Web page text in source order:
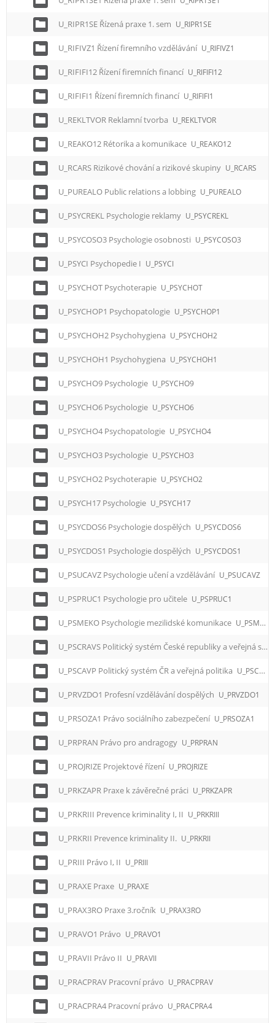
U_RIPR1SE Řízená praxe 1. sem U_RIPR1SE
U_RIFIVZ1 Řízení firemního vzdělávání U_RIFIVZ1
U_RIFIFI12 Řízení firemních financí U_RIFIFI12
U_RIFIFI1 Řízení firemních financí U_RIFIFI1
U_REKLTVOR Reklamní tvorba U_REKLTVOR
U_REAKO12 Rétorika a komunikace U_REAKO12
U_RCARS Rizikové chování a rizikové skupiny U_RCARS
U_PUREALO Public relations a lobbing U_PUREALO
U_PSYCREKL Psychologie reklamy U_PSYCREKL
U_PSYCOSO3 Psychologie osobnosti U_PSYCOSO3
U_PSYCI Psychopedie I U_PSYCI
U_PSYCHOT Psychoterapie U_PSYCHOT
U_PSYCHOP1 Psychopatologie U_PSYCHOP1
U_PSYCHOH2 Psychohygiena U_PSYCHOH2
U_PSYCHOH1 Psychohygiena U_PSYCHOH1
U_PSYCHO9 Psychologie U_PSYCHO9
U_PSYCHO6 Psychologie U_PSYCHO6
U_PSYCHO4 Psychopatologie U_PSYCHO4
U_PSYCHO3 Psychologie U_PSYCHO3
U_PSYCHO2 Psychoterapie U_PSYCHO2
U_PSYCH17 Psychologie U_PSYCH17
U_PSYCDOS6 Psychologie dospělých U_PSYCDOS6
U_PSYCDOS1 Psychologie dospělých U_PSYCDOS1
U_PSUCAVZ Psychologie učení a vzdělávání U_PSUCAVZ
U_PSPRUC1 Psychologie pro učitele U_PSPRUC1
U_PSMEKO Psychologie mezilidské komunikace U_PSMEKO
U_PSCRAVS Politický systém České republiky a veřejná správa
U_PSCAVP Politický systém ČR a veřejná politika U_PSCAVP
U_PRVZDO1 Profesní vzdělávání dospělých U_PRVZDO1
U_PRSOZA1 Právo sociálního zabezpečení U_PRSOZA1
U_PRPRAN Právo pro andragogy U_PRPRAN
U_PROJRIZE Projektové řízení U_PROJRIZE
U_PRKZAPR Praxe k závěrečné práci U_PRKZAPR
U_PRKRIII Prevence kriminality I, II U_PRKRIII
U_PRKRII Prevence kriminality II. U_PRKRII
U_PRIII Právo I, II U_PRIII
U_PRAXE Praxe U_PRAXE
U_PRAX3RO Praxe 3.ročník U_PRAX3RO
U_PRAVO1 Právo U_PRAVO1
U_PRAVII Právo II U_PRAVII
U_PRACPRAV Pracovní právo U_PRACPRAV
U_PRACPRA4 Pracovní právo U_PRACPRA4